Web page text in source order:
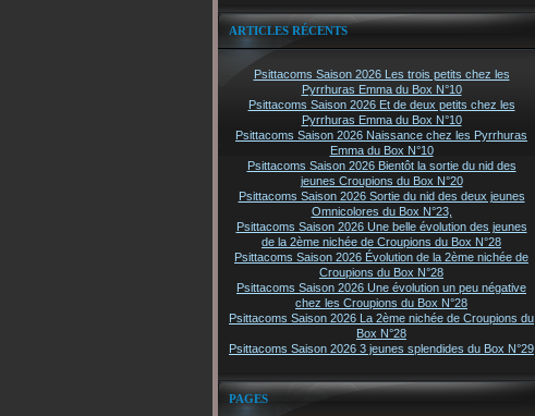
ARTICLES RÉCENTS
Psittacoms Saison 2026 Les trois petits chez les
Pyrrhuras Emma du Box N°10
Psittacoms Saison 2026 Et de deux petits chez les
Pyrrhuras Emma du Box N°10
Psittacoms Saison 2026 Naissance chez les Pyrrhuras
Emma du Box N°10
Psittacoms Saison 2026 Bientôt la sortie du nid des
jeunes Croupions du Box N°20
Psittacoms Saison 2026 Sortie du nid des deux jeunes
Omnicolores du Box N°23,
Psittacoms Saison 2026 Une belle évolution des jeunes
de la 2ème nichée de Croupions du Box N°28
Psittacoms Saison 2026 Évolution de la 2ème nichée de
Croupions du Box N°28
Psittacoms Saison 2026 Une évolution un peu négative
chez les Croupions du Box N°28
Psittacoms Saison 2026 La 2ème nichée de Croupions du
Box N°28
Psittacoms Saison 2026 3 jeunes splendides du Box N°29
PAGES